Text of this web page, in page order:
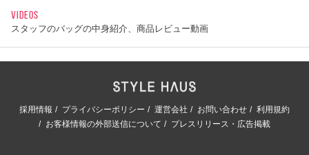
VIDEOS
スタッフのバッグの中身紹介、商品レビュー動画
採用情報 プライバシーポリシー 運営会社 お問い合わせ
利用規約
お客様情報の外部送信について
プレスリリース・広告掲載